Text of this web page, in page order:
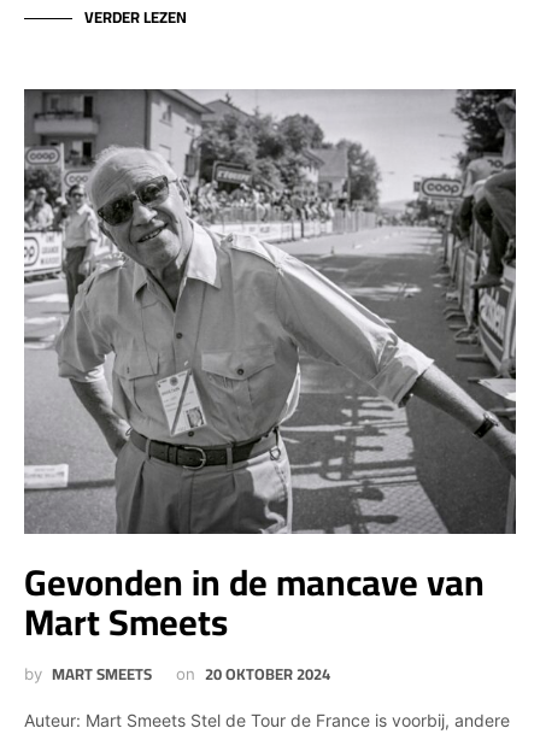
VERDER LEZEN
Gevonden in de mancave van
Mart Smeets
by MART SMEETS on 20 OKTOBER 2024
Auteur: Mart Smeets Stel de Tour de France is voorbij, andere